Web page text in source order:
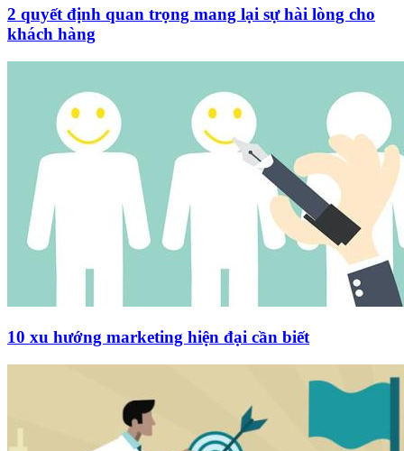
2 quyết định quan trọng mang lại sự hài lòng cho
khách hàng
10 xu hướng marketing hiện đại cần biết